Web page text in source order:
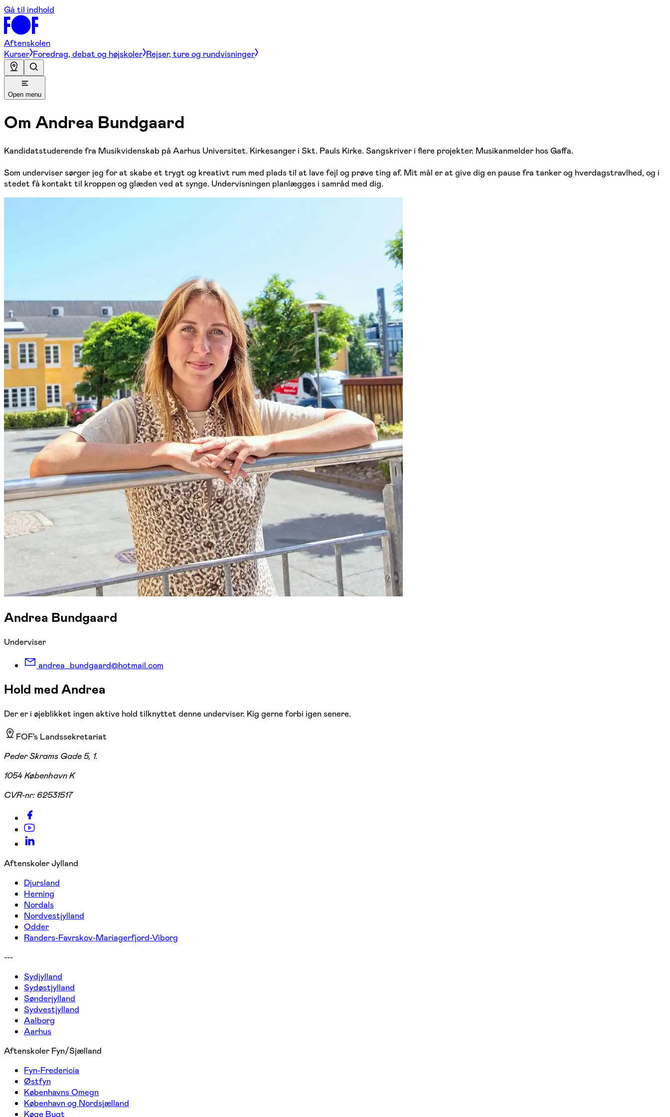
Gå til indhold
Aftenskolen
Kurser Foredrag, debat og højskoler Rejser, ture og rundvisninger
Open menu
Om Andrea Bundgaard
Kandidatstuderende fra Musikvidenskab på Aarhus Universitet. Kirkesanger i Skt. Pauls Kirke. Sangskriver i flere projekter. Musikanmelder hos Gaffa.
Som underviser sørger jeg for at skabe et trygt og kreativt rum med plads til at lave fejl og prøve ting af. Mit mål er at give dig en pause fra tanker og hverdagstravlhed, og i
stedet få kontakt til kroppen og glæden ved at synge. Undervisningen planlægges i samråd med dig.
Andrea Bundgaard
Underviser
andrea_bundgaard@hotmail.com
Hold med Andrea
Der er i øjeblikket ingen aktive hold tilknyttet denne underviser. Kig gerne forbi igen senere.
FOF's Landssekretariat
Peder Skrams Gade 5, 1.
1054 København K
CVR-nr: 62531517
Aftenskoler Jylland
Djursland
Herning
Nordals
Nordvestjylland
Odder
Randers-Favrskov-Mariagerfjord-Viborg
---
Sydjylland
Sydøstjylland
Sønderjylland
Sydvestjylland
Aalborg
Aarhus
Aftenskoler Fyn/Sjælland
Fyn-Fredericia
Østfyn
Københavns Omegn
København og Nordsjælland
Køge Bugt